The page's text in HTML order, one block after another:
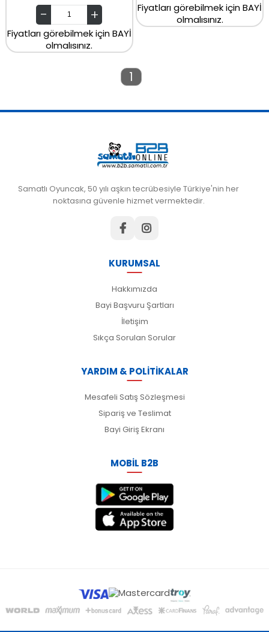
Fiyatları görebilmek için BAYİ
olmalısınız.
Fiyatları görebilmek için BAYİ
olmalısınız.
1
Samatlı Oyuncak, 50 yılı aşkın tecrübesiyle Türkiye'nin her
noktasına güvenle hizmet vermektedir.
KURUMSAL
Hakkımızda
Bayi Başvuru Şartları
İletişim
Sıkça Sorulan Sorular
YARDIM & POLİTİKALAR
Mesafeli Satış Sözleşmesi
Sipariş ve Teslimat
Bayi Giriş Ekranı
MOBİL B2B